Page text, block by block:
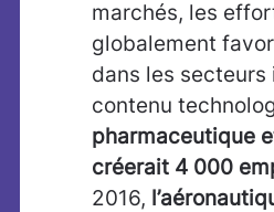
marchés, les
globalement
dans les
contenu
pharmaceutique
créerait 4 000
2016,